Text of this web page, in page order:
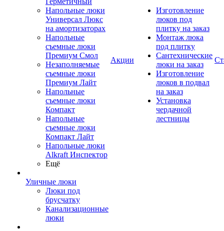
Напольные люки
Универсал Люкс
на амортизаторах
Напольные
съемные люки
Премиум Смол
Незаполняемые
съемные люки
Премиум Лайт
Напольные
съемные люки
Компакт
Напольные
съемные люки
Компакт Лайт
Напольные люки
Alkraft Инспектор
Ещё
Уличные люки
Люки под
брусчатку
Канализационные
люки
Акции
Изготовление
люков под
плитку на заказ
Монтаж люка
под плитку
Сантехнические
люки на заказ
Изготовление
люков в подвал
на заказ
Установка
чердачной
лестницы